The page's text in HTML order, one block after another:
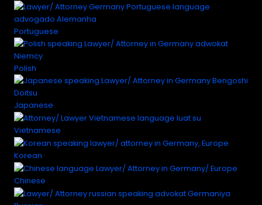
Portuguese
Polish
Japanese
Vietnamese
Korean
Chinese